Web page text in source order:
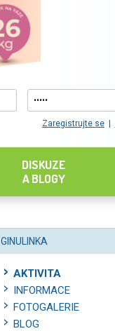
Zaregistrujte se
DISKUZE
A BLOGY
GINULINKA
AKTIVITA
INFORMACE
FOTOGALERIE
BLOG